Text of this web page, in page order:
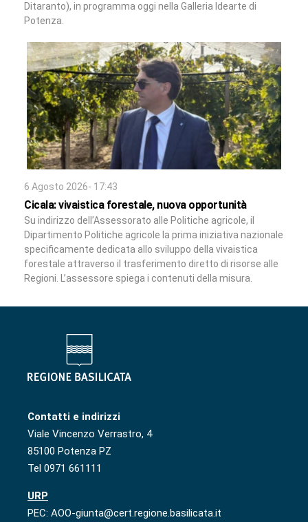
Ditaranto), in programma oggi nella Galleria Idearte di
Potenza.
6 Agosto 2026- 17:43
Cicala: vivaistica forestale, nuova opportunità
Su indirizzo dell’Assessorato alle Politiche agricole, il
Dipartimento Politiche agricole la prima iniziativa nazionale
specificamente dedicata allo sviluppo della vivaistica
forestale attraverso il trasferimento diretto di risorse alle
Regioni. L’assessore spiega i contenuti della misura.
Contatti e indirizzi
Viale Vincenzo Verrastro, 4
85100 Potenza PZ
Tel 0971 661111
URP
PEC: AOO-giunta@cert.regione.basilicata.it